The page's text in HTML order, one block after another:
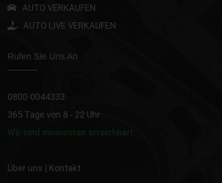
AUTO VERKAUFEN
AUTO LIVE VERKAUFEN
Rufen Sie Uns An
0800-0044333
365 Tage von 8 - 22 Uhr
Wir sind momentan erreichbar!
Über uns | Kontakt